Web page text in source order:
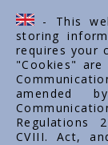
Tárhely
Támogatások
- This
storing
requires your
"Cookies"
amended
Regulations
CVIII. Act,